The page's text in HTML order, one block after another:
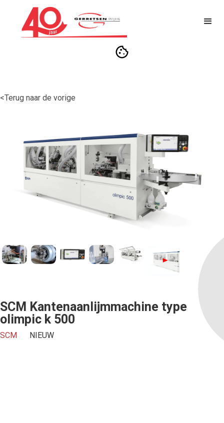
<Terug naar de vorige
SCM Kantenaanlijmmachine type
olimpic k 500
SCM NIEUW
Offerte aanvragen